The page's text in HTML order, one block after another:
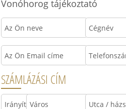
Vonóhorog tájékoztató
SZÁMLÁZÁSI CÍM